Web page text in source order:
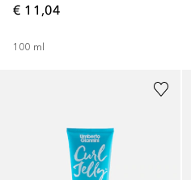
€ 11,04
100 ml